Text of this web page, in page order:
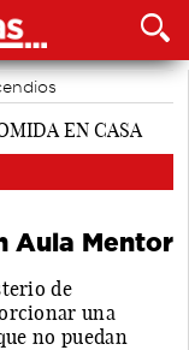
Aula Mentor
de
una
no puedan